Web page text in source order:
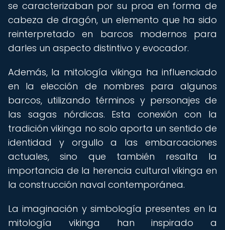
se caracterizaban por su proa en forma de
cabeza de dragón, un elemento que ha sido
reinterpretado en barcos modernos para
darles un aspecto distintivo y evocador.
Además, la mitología vikinga ha influenciado
en la elección de nombres para algunos
barcos, utilizando términos y personajes de
las sagas nórdicas. Esta conexión con la
tradición vikinga no solo aporta un sentido de
identidad y orgullo a las embarcaciones
actuales, sino que también resalta la
importancia de la herencia cultural vikinga en
la construcción naval contemporánea.
La imaginación y simbología presentes en la
mitología vikinga han inspirado a